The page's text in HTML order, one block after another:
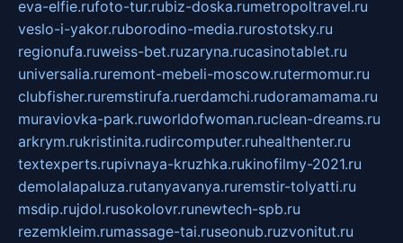
eva-elfie.rufoto-tur.rubiz-doska.rumetropoltravel.ru
veslo-i-yakor.ruborodino-media.rurostotsky.ru
regionufa.ruweiss-bet.ruzaryna.rucasinotablet.ru
universalia.ruremont-mebeli-moscow.rutermomur.ru
clubfisher.ruremstirufa.ruerdamchi.rudoramamama.ru
muraviovka-park.ruworldofwoman.ruclean-dreams.ru
arkrym.rukristinita.rudircomputer.ruhealthenter.ru
textexperts.rupivnaya-kruzhka.rukinofilmy-2021.ru
demolalapaluza.rutanyavanya.ruremstir-tolyatti.ru
msdip.rujdol.rusokolovr.runewtech-spb.ru
rezemkleim.rumassage-tai.ruseonub.ruzvonitut.ru